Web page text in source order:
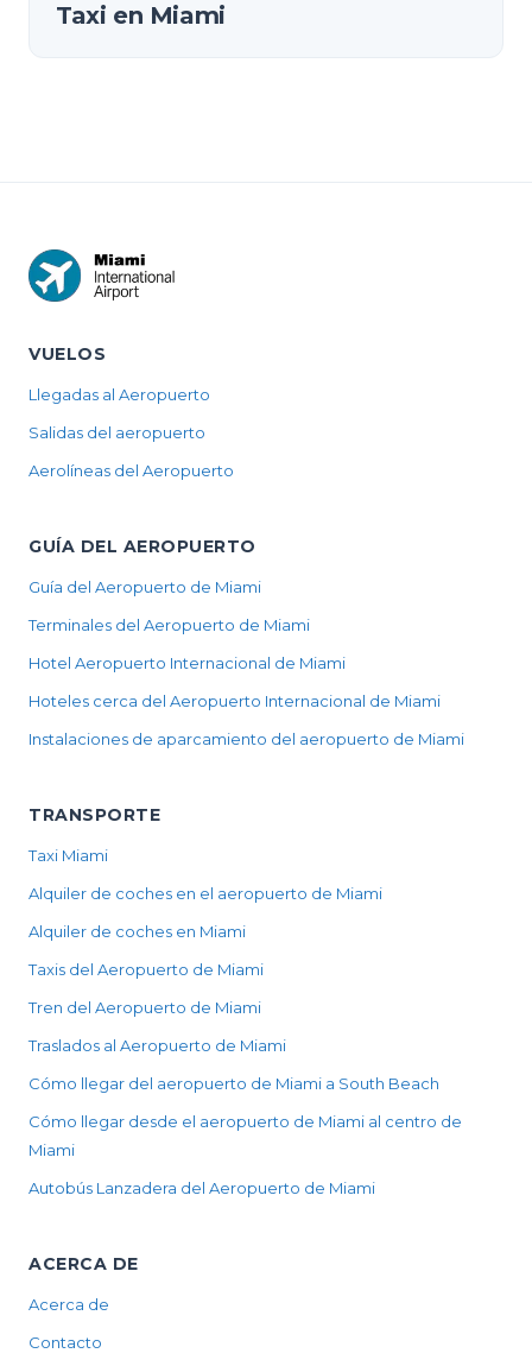
Taxi en Miami
VUELOS
Llegadas al Aeropuerto
Salidas del aeropuerto
Aerolíneas del Aeropuerto
GUÍA DEL AEROPUERTO
Guía del Aeropuerto de Miami
Terminales del Aeropuerto de Miami
Hotel Aeropuerto Internacional de Miami
Hoteles cerca del Aeropuerto Internacional de Miami
Instalaciones de aparcamiento del aeropuerto de Miami
TRANSPORTE
Taxi Miami
Alquiler de coches en el aeropuerto de Miami
Alquiler de coches en Miami
Taxis del Aeropuerto de Miami
Tren del Aeropuerto de Miami
Traslados al Aeropuerto de Miami
Cómo llegar del aeropuerto de Miami a South Beach
Cómo llegar desde el aeropuerto de Miami al centro de
Miami
Autobús Lanzadera del Aeropuerto de Miami
ACERCA DE
Acerca de
Contacto